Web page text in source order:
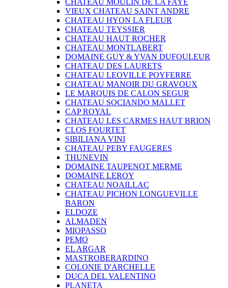
CHATEAU MOULIN DE LA FAYE
VIEUX CHATEAU SAINT ANDRE
CHATEAU HYON LA FLEUR
CHATEAU TEYSSIER
CHATEAU HAUT ROCHER
CHATEAU MONTLABERT
DOMAINE GUY & YVAN DUFOULEUR
CHATEAU DES LAURETS
CHATEAU LEOVILLE POYFERRE
CHATEAU MANOIR DU GRAVOUX
LE MARQUIS DE CALON SEGUR
CHATEAU SOCIANDO MALLET
CAP ROYAL
CHATEAU LES CARMES HAUT BRION
CLOS FOURTET
SIBILIANA VINI
CHATEAU PEBY FAUGERES
THUNEVIN
DOMAINE TAUPENOT MERME
DOMAINE LEROY
CHATEAU NOAILLAC
CHATEAU PICHON LONGUEVILLE
BARON
ELDOZE
ALMADEN
MIOPASSO
PEMO
EL ARGAR
MASTROBERARDINO
COLONIE D'ARCHELLE
DUCA DEL VALENTINO
PLANETA